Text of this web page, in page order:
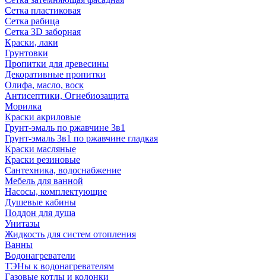
Сетка пластиковая
Сетка рабица
Сетка 3D заборная
Краски, лаки
Грунтовки
Пропитки для древесины
Декоративные пропитки
Олифа, масло, воск
Антисептики, Огнебиозащита
Морилка
Краски акриловые
Грунт-эмаль по ржавчине 3в1
Грунт-эмаль 3в1 по ржавчине гладкая
Краски масляные
Краски резиновые
Сантехника, водоснабжение
Мебель для ванной
Насосы, комплектующие
Душевые кабины
Поддон для душа
Унитазы
Жидкость для систем отопления
Ванны
Водонагреватели
ТЭНы к водонагревателям
Газовые котлы и колонки